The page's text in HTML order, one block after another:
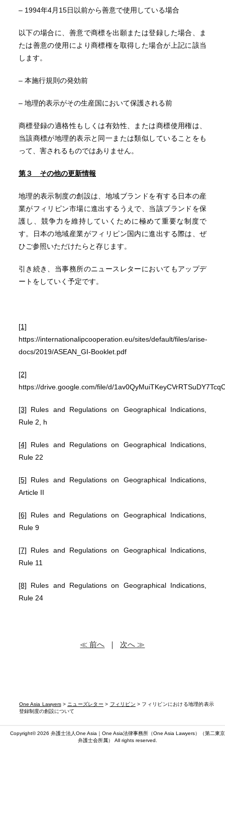
One Asia Lawyers>ニューズレター > フィリピン > フィリピンにおける地理的表示
登録制度の創設について
– 1994年4月15日以前から善意で使用している場合
以下の場合に、善意で商標を出願または登録した場合、ま
たは善意の使用により商標権を取得した場合が上記に該当
します。
– 本施行規則の発効前
– 地理的表示がその生産国において保護される前
商標登録の適格性もしくは有効性、または商標使用権は、
当該商標が地理的表示と同一または類似していることをも
って、害されるものではありません。
第３ その他の更新情報
地理的表示制度の創設は、地域ブランドを有する日本の産
業がフィリピン市場に進出するうえで、当該ブランドを保
護し、競争力を維持していくために極めて重要な制度で
す。日本の地域産業がフィリピン国内に進出する際は、ぜ
ひご参照いただけたらと存じます。
引き続き、当事務所のニュースレターにおいてもアップデ
ートをしていく予定です。
[1]
https://internationalipcooperation.eu/sites/default/files/arise-
docs/2019/ASEAN_GI-Booklet.pdf
[2]
https://drive.google.com/file/d/
[3] Rules and Regulations on Geographical Indications,
Rule 2, h
[4] Rules and Regulations on Geographical Indications,
Rule 22
[5] Rules and Regulations on Geographical Indications,
Article II
[6] Rules and Regulations on Geographical Indications,
Rule 9
[7] Rules and Regulations on Geographical Indications,
Rule 11
[8] Rules and Regulations on Geographical Indications,
Rule 24
≪ 前へ ｜ 次へ ≫
Copyright© 2026 弁護士法人One Asia｜One Asia法律事務所（One Asia Lawyers）（第二東京
弁護士会所属） All rights reserved.